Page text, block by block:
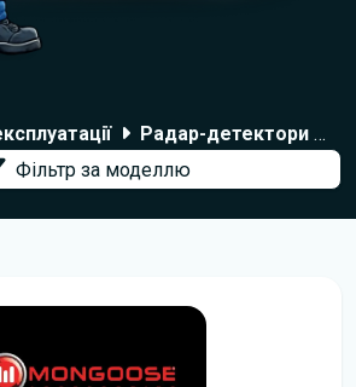
Радар-детектори Mongoose
Фільтр за моделлю